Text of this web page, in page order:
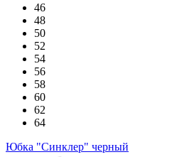
46
48
50
52
54
56
58
60
62
64
Юбка "Синклер" черный